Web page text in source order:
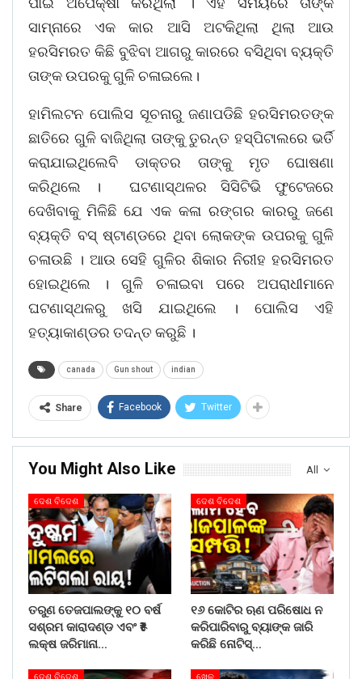
ସାମ୍ନାରେ ଏକ କାର ଆସି ଅଟକିଥିଲା ଥିଲା ଆଉ
ହରସିମରତ କିଛି ବୁଝିବା ଆଗରୁ କାରରେ ବସିଥିବା ବ୍ୟକ୍ତି
ତାଙ୍କ ଉପରକୁ ଗୁଳି ଚଳାଇଲେ।
ହାମିଲଟନ ପୋଲିସ ସୂଚନାରୁ ଜଣାପଡିଛି ହରସିମରତଙ୍କ
ଛାତିରେ ଗୁଳି ବାଜିଥିଲା ତାଙ୍କୁ ତୁରନ୍ତ ହସ୍ପିଟାଲରେ ଭର୍ତି
କରାଯାଇଥିଲେବି ଡାକ୍ତର ତାଙ୍କୁ ମୃତ ଘୋଷଣା
କରିଥିଲେ । ଘଟଣାସ୍ଥଳର ସିସିଟିଭି ଫୁଟେଜରେ
ଦେଖିବାକୁ ମିଳିଛି ଯେ ଏକ କଳା ରଙ୍ଗର କାରରୁ ଜଣେ
ବ୍ୟକ୍ତି ବସ୍ ଷ୍ଟାଣ୍ଡରେ ଥିବା ଲୋକଙ୍କ ଉପରକୁ ଗୁଳି
ଚଳାଉଛି । ଆଉ ସେହି ଗୁଳିର ଶିକାର ନିରୀହ ହରସିମରତ
ହୋଇଥିଲେ । ଗୁଳି ଚଳାଇବା ପରେ ଅପରାଧୀମାନେ
ଘଟଣାସ୍ଥଳରୁ ଖସି ଯାଇଥିଲେ । ପୋଲିସ ଏହି
ହତ୍ୟାକାଣ୍ଡର ତଦନ୍ତ କରୁଛି ।
canada Gun shout indian
Share Facebook Twitter
All
You Might Also Like
ଦେଶ ବିଦେଶ
ତରୁଣ ତେଜପାଲଙ୍କୁ ୧୦ ବର୍ଷ
ସଶ୍ରମ କାରାଦଣ୍ଡ ଏବଂ ₹୫
ଲକ୍ଷ ଜରିମାନା…
ଦେଶ ବିଦେଶ
୧୬ କୋଟିର ଋଣ ପରିଷୋଧ ନ
କରିପାରିବାରୁ ବ୍ୟାଙ୍କ ଜାରି
କରିଛି ନୋଟିସ୍…